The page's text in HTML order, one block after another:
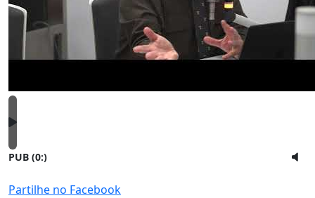
PUB (0:)
Partilhe no Facebook